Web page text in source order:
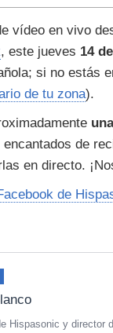
vídeo en vivo
, este jueves 14
si no estás
de tu zona).
de
en directo.
de
Hispasonic y director